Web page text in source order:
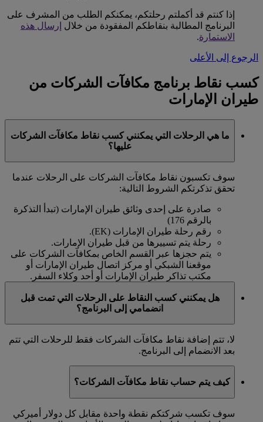
إذا كنتم قد أكملتم رحلتكم، يمكنكم الطلب من المشرف على
البرنامج المطالبة بنقاطكم المفقودة من خلال إرسال هذه
الاستمارة.
الرجوع إلى الأعلى
كسب نقاط برنامج مكافآت الشركات من
طيران الإمارات
ما هي الرحلات التي يمكنني كسب نقاط مكافآت الشركات
عليها؟
سوف تكسبون نقاط مكافآت الشركات على الرحلات عندما
تحقق تذكرتكم الشروط التالية:
صادرة على إحدى وثائق طيران الإمارات (تبدأ التذكرة
بالرقم 176)
رقم رحلة طيران الإمارات (EK).
رحلة يتم تسييرها من قبل طيران الإمارات.
يتم حجزها عبر القسم الخاص بمكافآت الشركات على
موقعنا الشبكي أو مركز اتصال طيران الإمارات أو
مكتب تذاكر طيران الإمارات أو أحد وكلاء السفر.
هل يمكنني كسب النقاط على الرحلات التي تمت قبل
انضمامي إلى البرنامج؟
لا، تتم إضافة نقاط مكافآت الشركات فقط للرحلات التي تتم
بعد الانضمام إلى البرنامج.
كيف يتم حساب نقاط مكافآت الشركات؟
سوف تكسب شركتكم نقطة واحدة مقابل كل دولار أميركي